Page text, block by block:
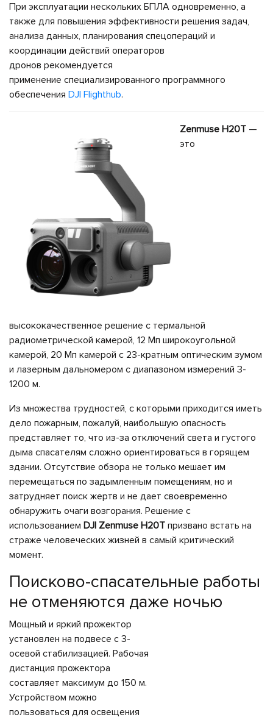
При эксплуатации нескольких БПЛА одновременно, а
также для повышения эффективности решения задач,
анализа данных, планирования спецопераций и
координации действий операторов
дронов рекомендуется
применение специализированного программного
обеспечения DJI Flighthub.
Zenmuse H20T —
это
высококачественное решение с термальной
радиометрической камерой, 12 Мп широкоугольной
камерой, 20 Мп камерой с 23-кратным оптическим зумом
и лазерным дальномером с диапазоном измерений 3-
1200 м.
Из множества трудностей, с которыми приходится иметь
дело пожарным, пожалуй, наибольшую опасность
представляет то, что из-за отключений света и густого
дыма спасателям сложно ориентироваться в горящем
здании. Отсутствие обзора не только мешает им
перемещаться по задымленным помещениям, но и
затрудняет поиск жертв и не дает своевременно
обнаружить очаги возгорания. Решение с
использованием DJI Zenmuse H20T призвано встать на
страже человеческих жизней в самый критический
момент.
Поисково-спасательные работы
не отменяются даже ночью
Мощный и яркий прожектор
установлен на подвесе с 3-
осевой стабилизацией. Рабочая
дистанция прожектора
составляет максимум до 150 м.
Устройством можно
пользоваться для освещения